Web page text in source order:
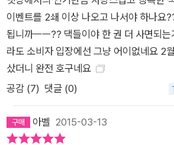
이벤트를 2쇄 이상 나오고 나서야 하나요
됩니까ㅡㅡ?? 댁들이야 한 권 더 사면되
라도 소비자 입장에선 그냥 어이없네요 2
샀더니 완전 호구네요
공감 (7) 댓글 (0)
아벨 2015-03-13